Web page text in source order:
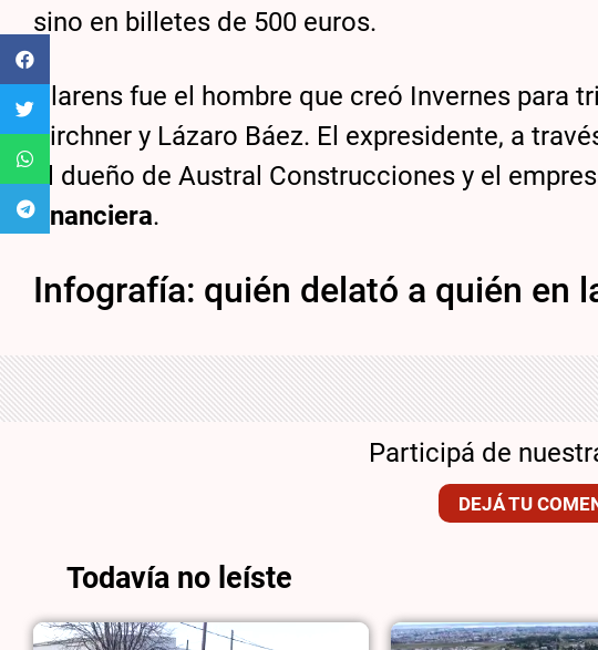
sino en billetes de 500 euros.
Clarens fue el hombre que creó Invernes para
Kirchner y Lázaro Báez. El expresidente, a
al dueño de Austral Construcciones y el
financiera.
Infografía: quién delató a quién en
Participá de
DEJÁ TU
Todavía no leíste